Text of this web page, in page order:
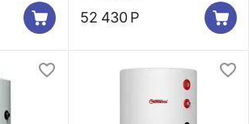
52 430 Р